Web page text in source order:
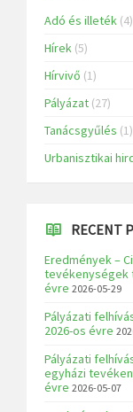
Adó és illeték (4)
Hírek (5)
Hírvivő (1)
Pályázat (27)
Tanácsgyűlés (1)
Urbanisztikai
RECENT
Eredmények –
tevékenységek
évre 2026-05-29
Pályázati
2026-os évre
Pályázati
egyházi
évre 2026-05-07